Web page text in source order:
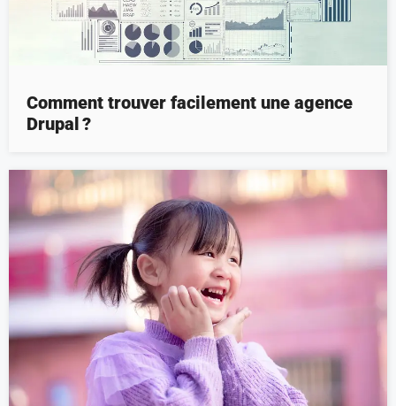
Comment trouver facilement une agence
Drupal ?